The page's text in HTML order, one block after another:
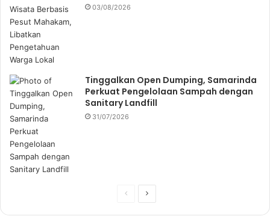
03/08/2026
Tinggalkan Open Dumping, Samarinda
Perkuat Pengelolaan Sampah dengan
Sanitary Landfill
31/07/2026